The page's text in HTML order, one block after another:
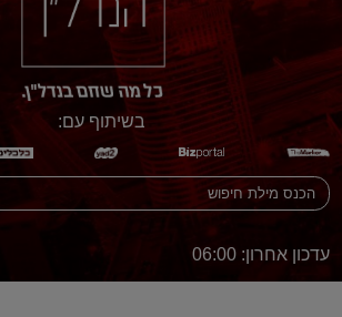
בשיתוף עם:
עדכון אחרון: 06:00